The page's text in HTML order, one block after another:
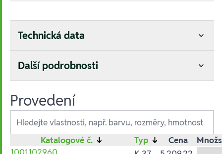
Technická data
Další podrobnosti
Provedení
Ausführungen
Katalogové č. ↓ Typ ↓ Cena
1001102960